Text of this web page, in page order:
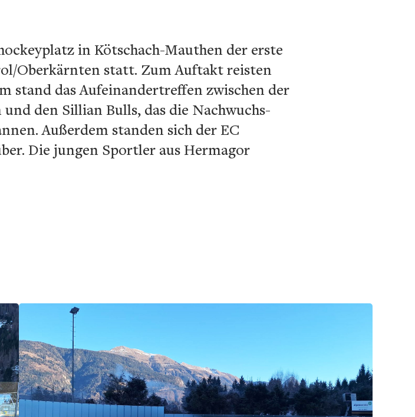
in Kötschach-Mauthen der erste
Oberkärnten statt. Zum Auftakt reisten
stand das Aufeinandertreffen zwischen der
den Sillian Bulls, das die Nachwuchs-
Außerdem standen sich der EC
Die jungen Sportler aus Hermagor